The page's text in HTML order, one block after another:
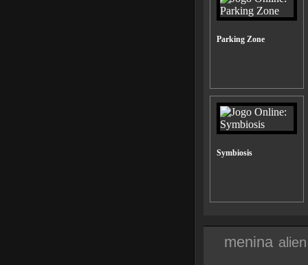
Parking Zone
Symbiosis
menina alien